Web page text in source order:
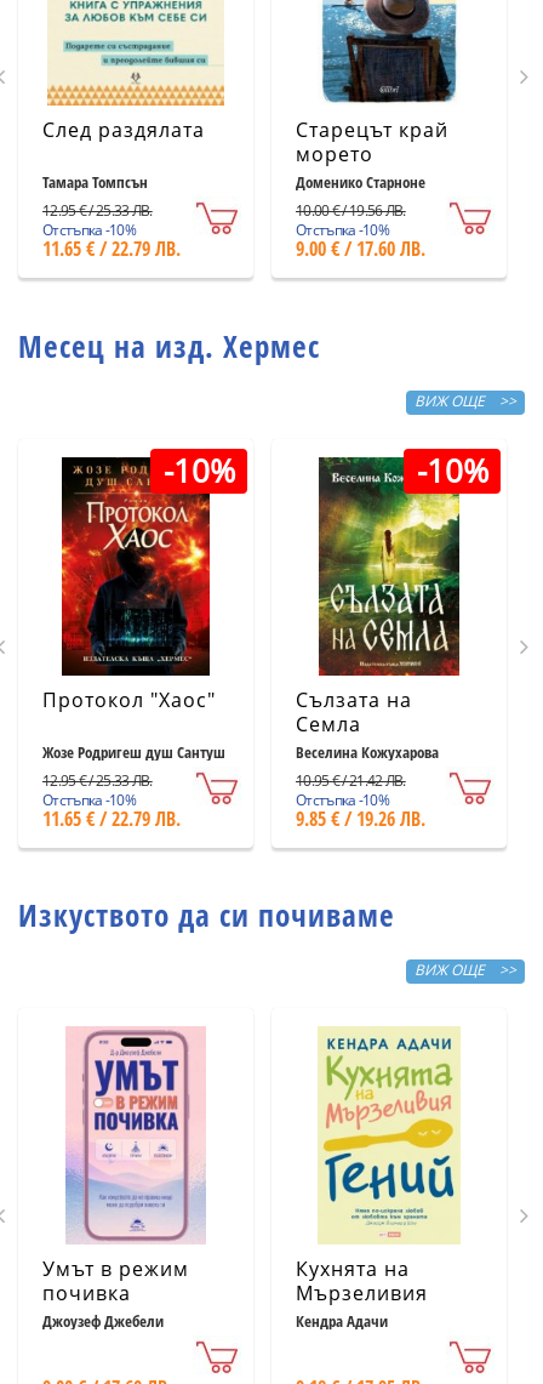
След раздялата
Тамара Томпсън
12.95 € / 25.33 ЛВ.
Отстъпка -10%
11.65 € / 22.79 ЛВ.
Старецът край
морето
Доменико Старноне
10.00 € / 19.56 ЛВ.
Отстъпка -10%
9.00 € / 17.60 ЛВ.
Месец на изд. Хермес
ВИЖ ОЩЕ >>
-10%
Протокол "Хаос"
Жозе Родригеш душ Сантуш
12.95 € / 25.33 ЛВ.
Отстъпка -10%
11.65 € / 22.79 ЛВ.
-10%
Сълзата на
Семла
Веселина Кожухарова
10.95 € / 21.42 ЛВ.
Отстъпка -10%
9.85 € / 19.26 ЛВ.
Изкуството да си почиваме
ВИЖ ОЩЕ >>
Умът в режим
почивка
Джоузеф Джебели
Кухнята на
Мързеливия
гений
Кендра Адачи